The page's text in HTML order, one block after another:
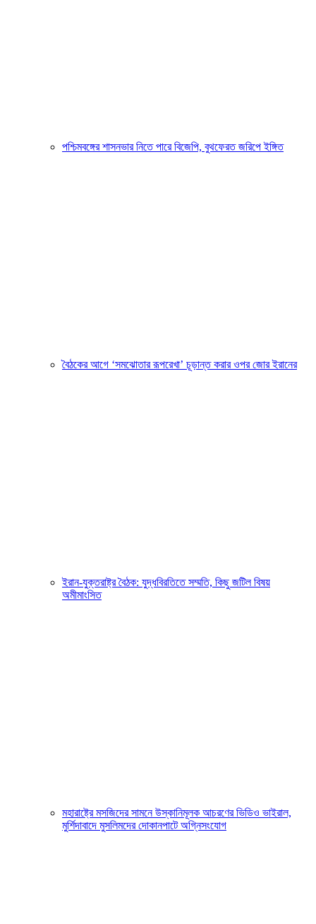
পশ্চিমবঙ্গের শাসনভার নিতে পারে বিজেপি, বুথফেরত জরিপে ইঙ্গিত
বৈঠকের আগে ‘সমঝোতার রূপরেখা’ চূড়ান্ত করার ওপর জোর ইরানের
ইরান-যুক্তরাষ্ট্র বৈঠক: যুদ্ধবিরতিতে সম্মতি, কিছু জটিল বিষয়
অমীমাংসিত
মহারাষ্ট্রে মসজিদের সামনে উস্কানিমূলক আচরণের ভিডিও ভাইরাল,
মুর্শিদাবাদে মুসলিমদের দোকানপাটে অগ্নিসংযোগ